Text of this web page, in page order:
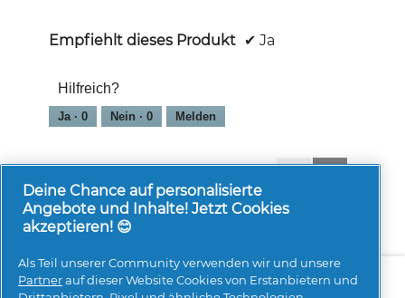
Empfiehlt dieses Produkt ✔ Ja
Hilfreich?
Ja · 0 Nein · 0 Melden
1-8 von 69 Bewertungen
Zurück
◄
Weiter
►
Über uns Kontakt pg.com besuchen
Deine Chance auf personalisierte
Angebote und Inhalte! Jetzt Cookies
akzeptieren! 😊
Als Teil unserer Community verwenden wir und unsere
Partnerauf dieser Website Cookies von Erstanbietern und